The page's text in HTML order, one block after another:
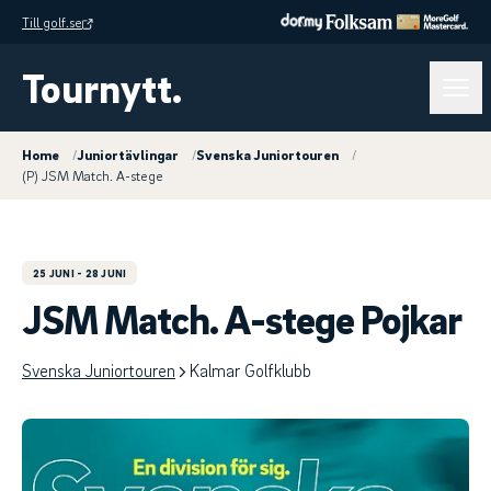
Till golf.se
Tournytt.
Home /Juniortävlingar /Svenska Juniortouren
/
(P) JSM Match. A-stege
25 JUNI - 28 JUNI
JSM Match. A-stege Pojkar
Svenska Juniortouren Kalmar Golfklubb